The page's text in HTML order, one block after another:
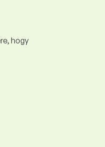
hogy